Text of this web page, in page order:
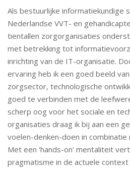
Als bestuurlijke informatiekundige
Nederlandse VVT- en
tientallen zorgorganisaties
met betrekking tot
inrichting van de IT-organisatie.
ervaring heb ik een goed beeld
zorgsector, technologische
goed te verbinden met de
scherp oog voor het sociale en
organisaties draag ik bij aan een
voelen-denken-doen in
Met een 'hands-on' mentaliteit
pragmatisme in de actuele